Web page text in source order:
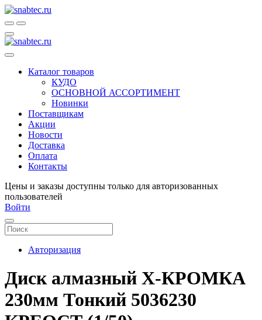
Каталог товаров
КУДО
ОСНОВНОЙ АССОРТИМЕНТ
Новинки
Поставщикам
Акции
Новости
Доставка
Оплата
Контакты
Цены и заказы доступны только для авторизованных
пользователей
Войти
Авторизация
Диск алмазный Х-КРОМКА
230мм Тонкий 5036230